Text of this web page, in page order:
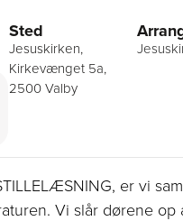
Sted
Jesuskirken,
Kirkevænget 5a,
2500 Valby
er vi
Vi slår dørene op